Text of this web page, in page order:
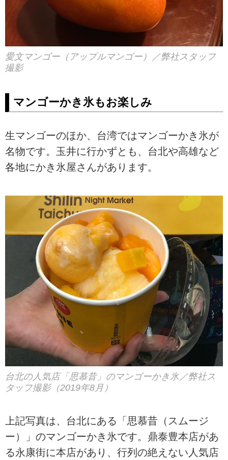
愛文マンゴー（アップルマンゴー）／弊社スタッフ
撮影
マンゴーかき氷もお楽しみ
生マンゴーのほか、台湾ではマンゴーかき氷が
名物です。玉井に行かずとも、台北や高雄など
各地にかき氷屋さんがあります。
台北の人気店「思慕昔」のマンゴーかき氷／弊社ス
タッフ撮影（2019年8月）
上記写真は、台北にある「思慕昔（スムージ
ー）」のマンゴーかき氷です。鼎泰豊本店があ
る永康街に本店があり、行列の絶えない人気店